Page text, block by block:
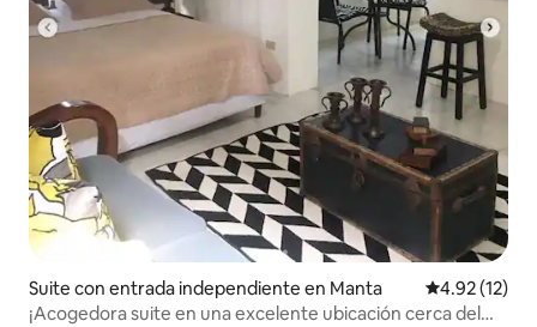
Suite con entrada independiente en Manta Calificación
4.92 (12)
¡Acogedora suite en una excelente ubicación cerca del